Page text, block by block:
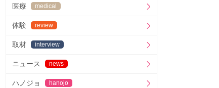
医療 medical
体験 review
取材 interview
ニュース news
ハノジョ hanojo